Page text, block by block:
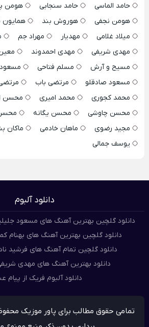
حامد الماسی
حامد سنجابی
هومن
هومن نجفی
هوروش بند
همایون
میلاد غلامی
مهدیار مهراد جم
مهدی شریفی
مهدی احمدوند
مسیح و آرش
مسلم فتاحی
مسعود
مسعود صادقلو
مرتضی باب
محمد کجوری
محمد امیری
محسن
محسن چاوشی
محسن یگانه
مجید رضوی
ماهان خادمی ماکان
یوسف جمالی
دانلود آلبوم
دانلود گلچین بهترین آهنگ های مسعود جلیلیان 1405 (فول
دانلود گلچین بهترین آهنگ های بهنام
دانلود گلچین تمام آهنگ های فرشید
دانلود بهترین آهنگ های مهدی
دانلود آلبوم فریک از پیام
تمامی حقوق مطالب برای پاور موزیک